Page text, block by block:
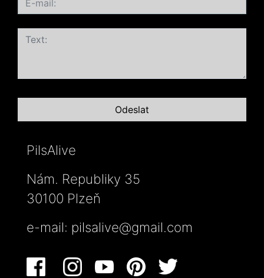
PilsAlive
Nám. Republiky 35
30100 Plzeň
e-mail: pilsalive@gmail.com